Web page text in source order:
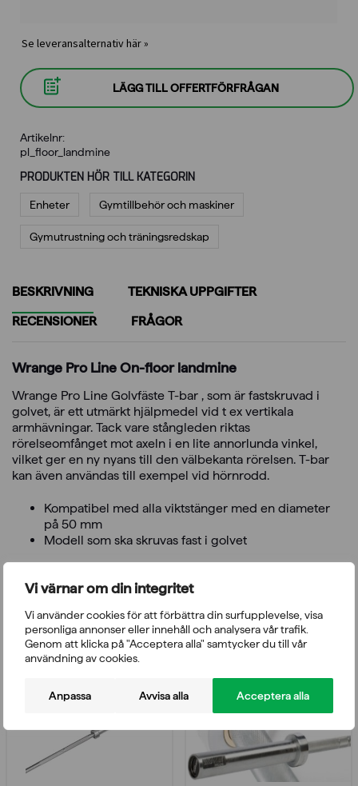
Vi värnar om din integritet
Vi använder cookies för att förbättra din surfupplevelse, visa
personliga annonser eller innehåll och analysera vår trafik.
Genom att klicka på "Acceptera alla" samtycker du till vår
användning av cookies.
Anpassa Avvisa alla Acceptera alla
Se leveransalternativ här »
LÄGG TILL OFFERTFÖRFRÅGAN
Artikelnr:
pl_floor_landmine
PRODUKTEN HÖR TILL KATEGORIN
Enheter Gymtillbehör och maskiner
Gymutrustning och träningsredskap
BESKRIVNING
TEKNISKA UPPGIFTER
RECENSIONER
FRÅGOR
Wrange Pro Line On-floor landmine
Wrange Pro Line Golvfäste T-bar , som är fastskruvad i
golvet, är ett utmärkt hjälpmedel vid t ex vertikala
armhävningar. Tack vare stångleden riktas
rörelseomfånget mot axeln i en lite annorlunda vinkel,
vilket ger en ny nyans till den välbekanta rörelsen. T-bar
kan även användas till exempel vid hörnrodd.
Kompatibel med alla viktstänger med en diameter
på 50 mm
Modell som ska skruvas fast i golvet
Du kanske också gillar